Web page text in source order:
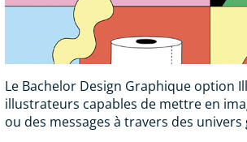
Le Bachelor Design Graphique option
illustrateurs capables de mettre en
ou des messages à travers des